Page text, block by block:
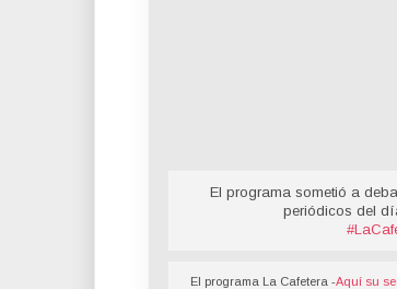
El programa sometió a
periódicos del
El programa La Cafetera -Aquí su